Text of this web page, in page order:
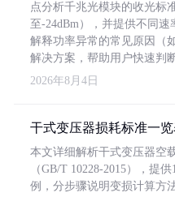
点分析千兆光模块的收光标
至-24dBm），并提供不同
解释功率异常的常见原因（
解决方案，帮助用户快速判
2026年8月4日
干式变压器损耗标准一
本文详细解析干式变压器空
（GB/T 10228-2015），提
例，分步骤说明变损计算方